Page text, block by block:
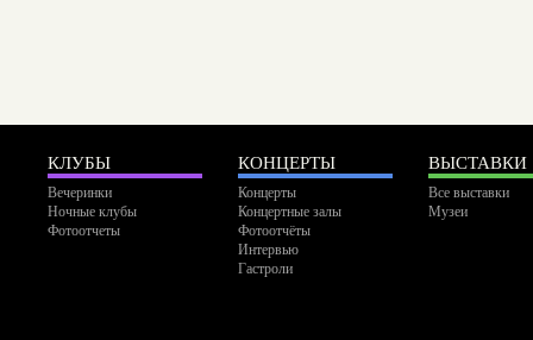
КЛУБЫ
Вечеринки
Ночные клубы
Фотоотчеты
КОНЦЕРТЫ
Концерты
Концертные залы
Фотоотчёты
Интервью
Гастроли
ВЫСТАВКИ
Все выставки
Музеи